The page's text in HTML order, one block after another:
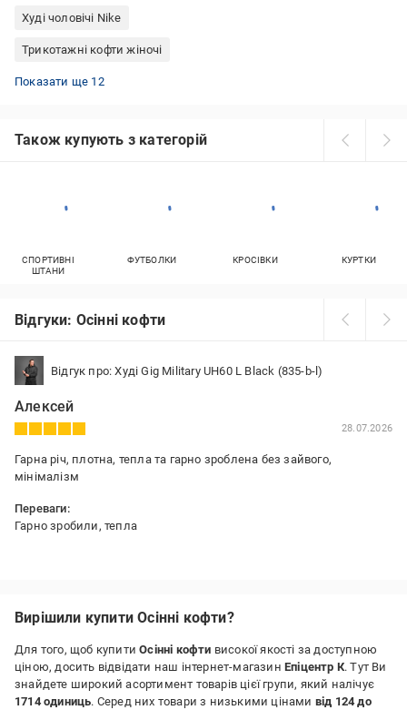
Худі чоловічі Nike
Трикотажні кофти жіночі
Довгі светри
Джемпери із мохеру
Світшоти Nike чоловічі
Світшоти з вишивкою
Рожеві кардигани
Толстовки з принтами
Флісові кофти з капюшоном чоловічі
Сірі кардигани
Кофти Puma чоловічі
Худі жіночі рожеві
Рожеві светри жіночі
Худі на блискавці
Показати ще 12
Також купують з категорій
СПОРТИВНІ
ШТАНИ
ФУТБОЛКИ КРОСІВКИ КУРТКИ
Відгуки: Осінні кофти
Відгук про: Худі Gig Military UH60 L Black (835-b-l)
Алексей
28.07.2026
Гарна річ, плотна, тепла та гарно зроблена без зайвого,
мінімалізм
Переваги:
Гарно зробили, тепла
Вирішили купити Осінні кофти?
Для того, щоб купитиОсінні кофти високої якості за доступною
ціною, досить відвідати наш інтернет-магазин Епіцентр К. Тут Ви
знайдете широкий асортимент товарів цієї групи, який налічує
1714 одиниць. Серед них товари з низькими цінами від 124 до